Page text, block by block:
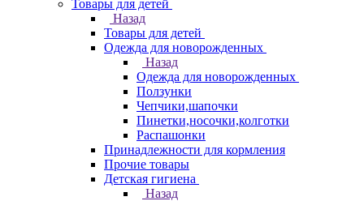
Товары для детей
Назад
Товары для детей
Одежда для новорожденных
Назад
Одежда для новорожденных
Ползунки
Чепчики,шапочки
Пинетки,носочки,колготки
Распашонки
Принадлежности для кормления
Прочие товары
Детская гигиена
Назад